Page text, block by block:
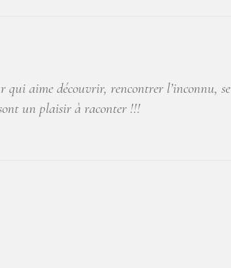
aime découvrir, rencontrer l’inconnu, se
un plaisir à raconter !!!